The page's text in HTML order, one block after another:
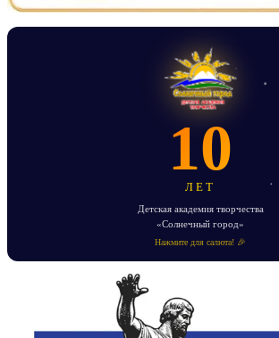
10
ЛЕТ
Детская академия творчества
«Солнечный город»
Нажмите для салюта! 🎉